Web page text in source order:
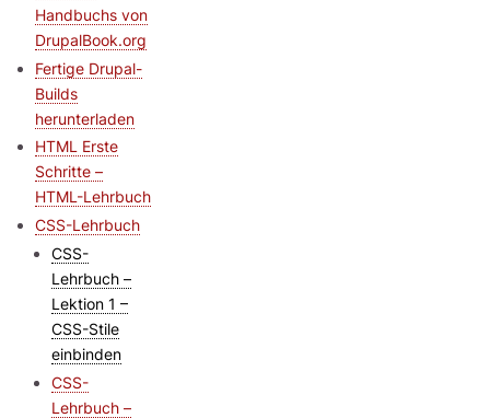
Handbuchs von
DrupalBook.org
Fertige Drupal-
Builds
herunterladen
HTML Erste
Schritte –
HTML-Lehrbuch
CSS-Lehrbuch
CSS-
Lehrbuch –
Lektion 1 –
CSS-Stile
einbinden
CSS-
Lehrbuch –